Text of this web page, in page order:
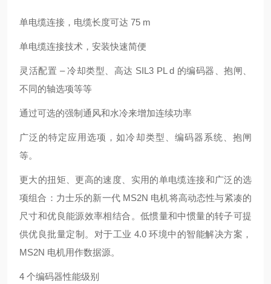
单电缆连接，电缆长度可达 75 m
单电缆连接技术，安装快速简便
灵活配置 – 冷却类型、高达 SIL3 PL d 的编码器、抱闸、
不同的轴选项等等
通过可选的强制通风和水冷来增加连续功率
广泛的特定应用选项，如冷却类型、编码器系统、抱闸
等。
更大的扭矩、更高的速度、实用的单电缆连接和广泛的选
项组合：力士乐的新一代 MS2N 电机将高动态性与紧凑的
尺寸和优良能源效率相结合。低惯量和中惯量的转子可提
供优良批量定制。对于工业 4.0 环境中的智能解决方案，
MS2N 电机用作数据源。
4 个编码器性能级别